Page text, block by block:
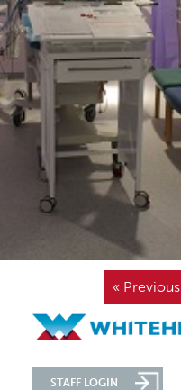
« Previous
STAFF LOGIN